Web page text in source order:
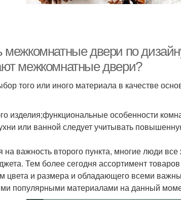
межкомнатные двери по
межкомнатные двери?
того или иного материала в качестве
изделия;функциональные особенности
или ванной следует учитывать
на важность второго пункта, многие люди
Тем более сегодня ассортимент
цвета и размера и обладающего всеми
популярными материалами на данный